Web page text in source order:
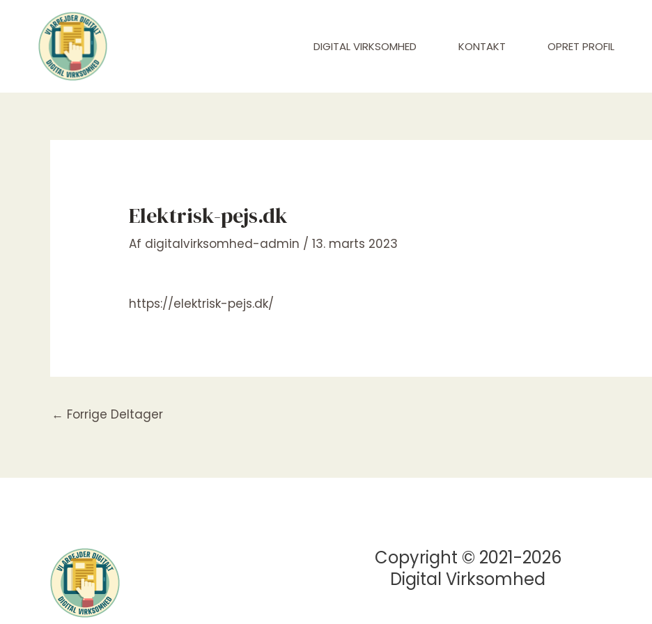
indholdet
DIGITAL VIRKSOMHED KONTAKT OPRET PROFIL
Elektrisk-pejs.dk
Af digitalvirksomhed-admin /13. marts 2023
https://elektrisk-pejs.dk/
← Forrige Deltager
Copyright © 2021-2026
Digital Virksomhed